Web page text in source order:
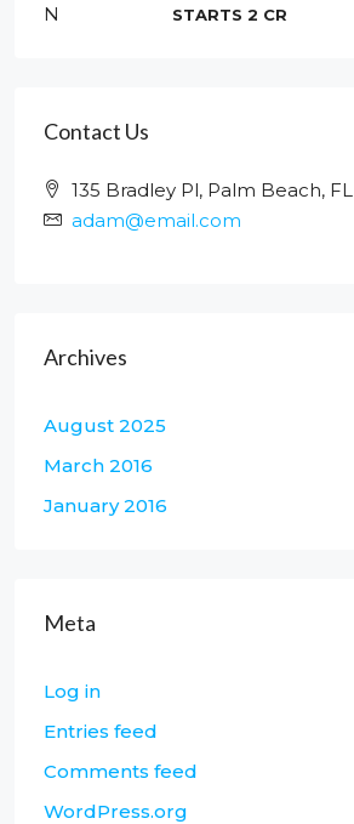
STARTS 2 CR
Contact Us
135 Bradley Pl, Palm Beach, FL
adam@email.com
Archives
August 2025
March 2016
January 2016
Meta
Log in
Entries feed
Comments feed
WordPress.org